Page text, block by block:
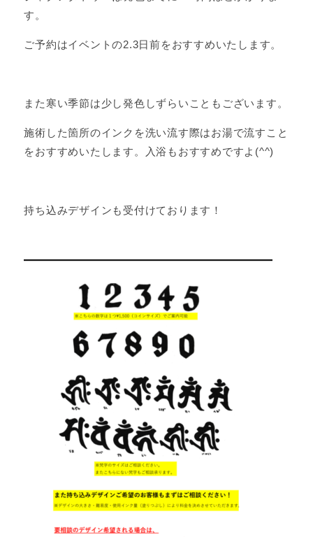
す。
ご予約はイベントの2.3日前をおすすめいたします。
また寒い季節は少し発色しずらいこともございます。
施術した箇所のインクを洗い流す際はお湯で流すこと
をおすすめいたします。入浴もおすすめですよ(^^)
持ち込みデザインも受付けております！